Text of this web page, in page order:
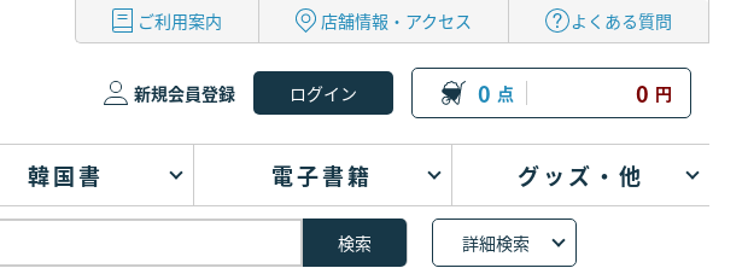
ご利用案内 店舗情報・アクセス よくある質問
新規会員登録 0 点 0 円
韓国書 電子書籍 グッズ・他
詳細検索